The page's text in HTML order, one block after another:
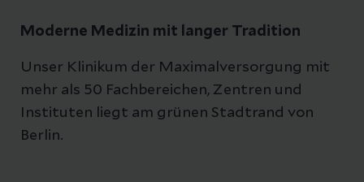
Moderne Medizin mit langer Tradition
Unser Klinikum der Maximalversorgung mit
mehr als 50 Fachbereichen, Zentren und
Instituten liegt am grünen Stadtrand von
Berlin.